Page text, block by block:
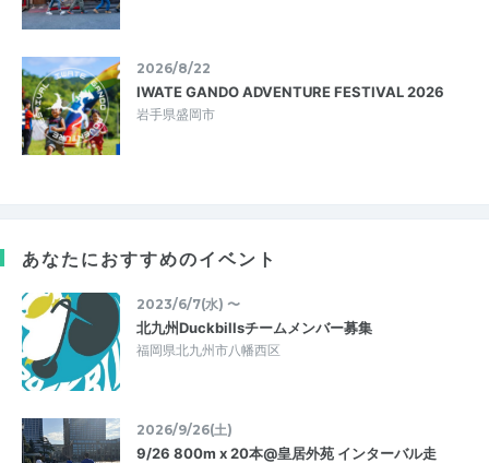
2026/8/22
IWATE GANDO ADVENTURE FESTIVAL 2026
岩手県盛岡市
あなたにおすすめのイベント
2023/6/7(水) 〜
北九州Duckbillsチームメンバー募集
福岡県北九州市八幡西区
2026/9/26(土)
9/26 800m x 20本@皇居外苑 インターバル走